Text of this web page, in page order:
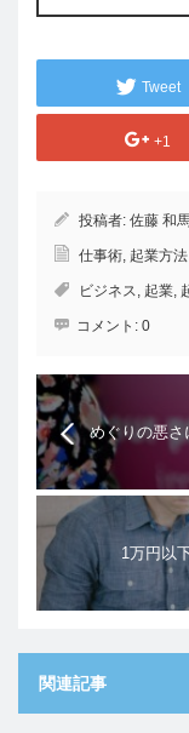
Tweet
+1
投稿者: 佐藤 和
仕事術, 起業方法
ビジネス, 起業,
コメント: 0
めぐりの悪さ
「お
1万円以
関連記事